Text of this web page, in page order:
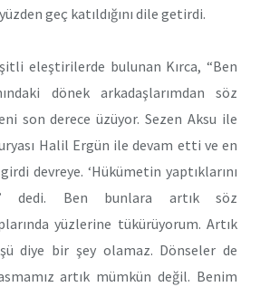
geç katıldığını dile getirdi.
eleştirilerde bulunan Kırca, “Ben
dönek arkadaşlarımdan söz
son derece üzüyor. Sezen Aksu ile
Halil Ergün ile devam etti ve en
devreye. ‘Hükümetin yaptıklarını
dedi. Ben bunlara artık söz
yüzlerine tükürüyorum. Artık
diye bir şey olamaz. Dönseler de
artık mümkün değil. Benim